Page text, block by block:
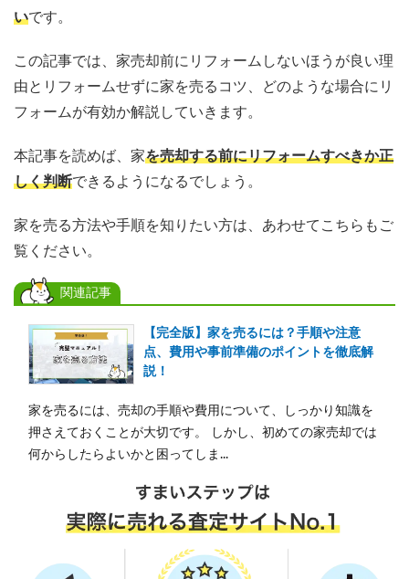
いです。
この記事では、家売却前にリフォームしないほうが良い理
由とリフォームせずに家を売るコツ、どのような場合にリ
フォームが有効か解説していきます。
本記事を読めば、家を売却する前にリフォームすべきか正
しく判断できるようになるでしょう。
家を売る方法や手順を知りたい方は、あわせてこちらもご
覧ください。
関連記事
【完全版】家を売るには？手順や注意
点、費用や事前準備のポイントを徹底解
説！
家を売るには、売却の手順や費用について、しっかり知識を
押さえておくことが大切です。 しかし、初めての家売却では
何からしたらよいかと困ってしま...